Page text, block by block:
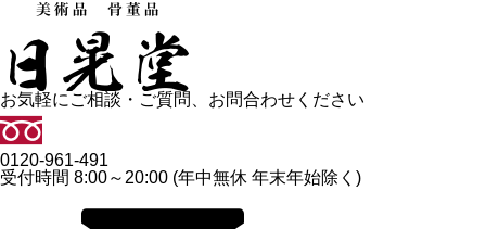
お気軽にご相談・ご質問、お問合わせください
0120-961-491
受付時間 8:00～20:00 (年中無休 年末年始除く)